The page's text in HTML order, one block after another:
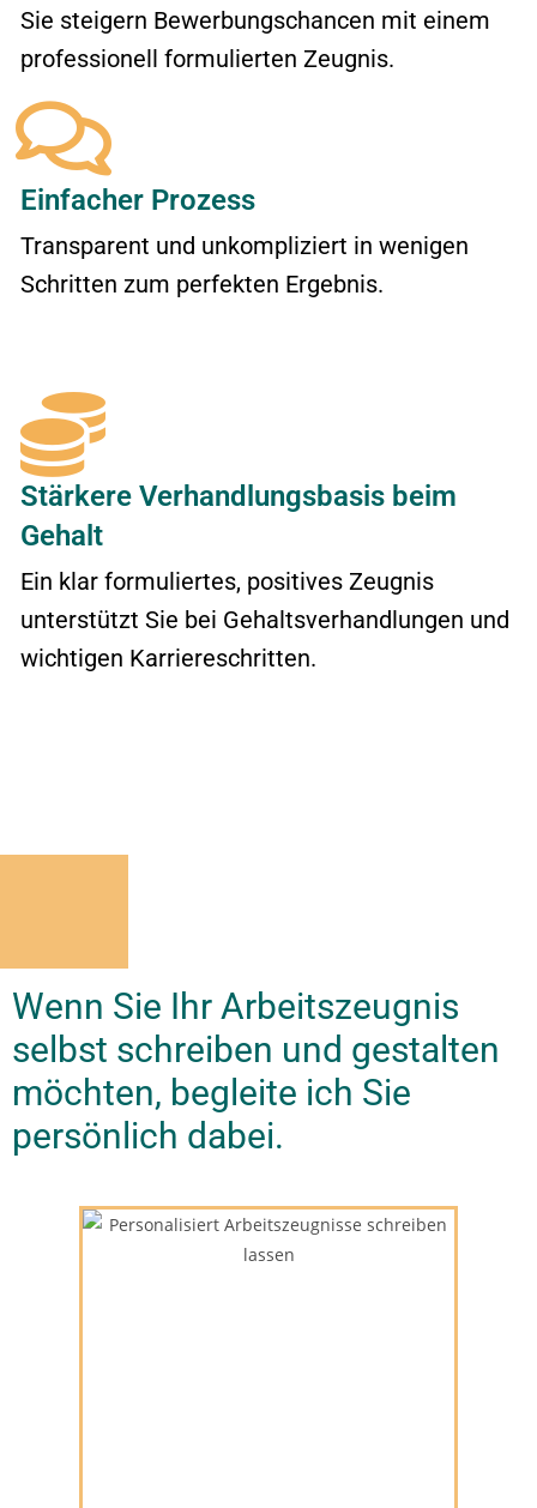
Sie steigern Bewerbungschancen mit einem
professionell formulierten Zeugnis.
Einfacher Prozess
Transparent und unkompliziert in wenigen
Schritten zum perfekten Ergebnis.
Stärkere Verhandlungsbasis beim
Gehalt
Ein klar formuliertes, positives Zeugnis
unterstützt Sie bei Gehaltsverhandlungen und
wichtigen Karriereschritten.
Wenn Sie Ihr Arbeitszeugnis
selbst schreiben und gestalten
möchten, begleite ich Sie
persönlich dabei.